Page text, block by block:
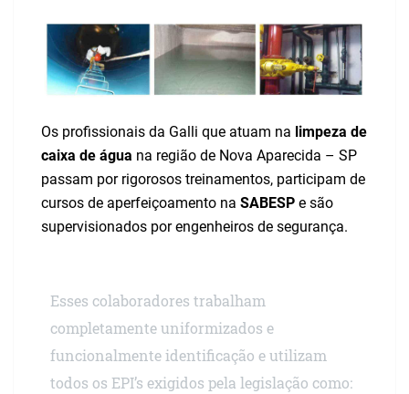
Os profissionais da Galli que atuam na limpeza de
caixa de água na região de Nova Aparecida – SP
passam por rigorosos treinamentos, participam de
cursos de aperfeiçoamento na SABESP e são
supervisionados por engenheiros de segurança.
Esses colaboradores trabalham
completamente uniformizados e
funcionalmente identificação e utilizam
todos os EPI’s exigidos pela legislação como: